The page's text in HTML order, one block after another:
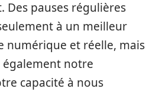
Des pauses régulières
à un meilleur
numérique et réelle, mais
notre
capacité à nous